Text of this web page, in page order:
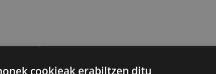
cookieak erabiltzen ditu